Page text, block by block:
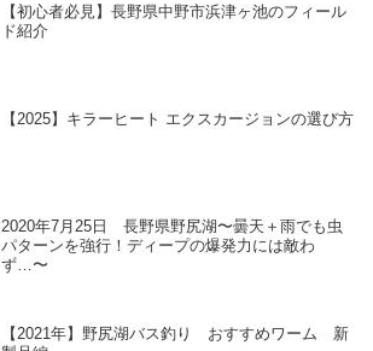
【初心者必見】長野県中野市浜津ヶ池のフィール
ド紹介
【2025】キラーヒート エクスカージョンの選び方
2020年7月25日 長野県野尻湖〜曇天＋雨でも虫
パターンを強行！ディープの爆発力には敵わ
ず…〜
【2021年】野尻湖バス釣り おすすめワーム 新